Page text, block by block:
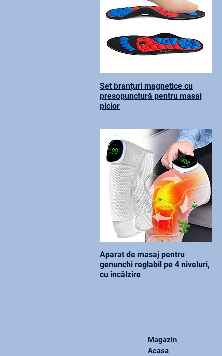
Set branțuri magnetice cu
presopunctură pentru masaj
picior
Aparat de masaj pentru
genunchi reglabil pe 4 niveluri,
cu încălzire
Magazin
Acasa